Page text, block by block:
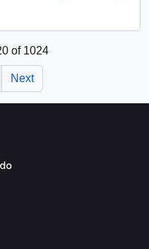
of 1024
Next